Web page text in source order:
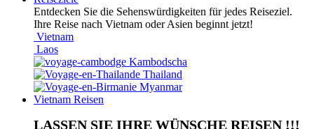
Entdecken Sie die Sehenswürdigkeiten für jedes Reiseziel.
Ihre Reise nach Vietnam oder Asien beginnt jetzt!
Vietnam
Laos
Kambodscha
Thailand
Myanmar
Vietnam Reisen
LASSEN SIE IHRE WÜNSCHE REISEN !!!